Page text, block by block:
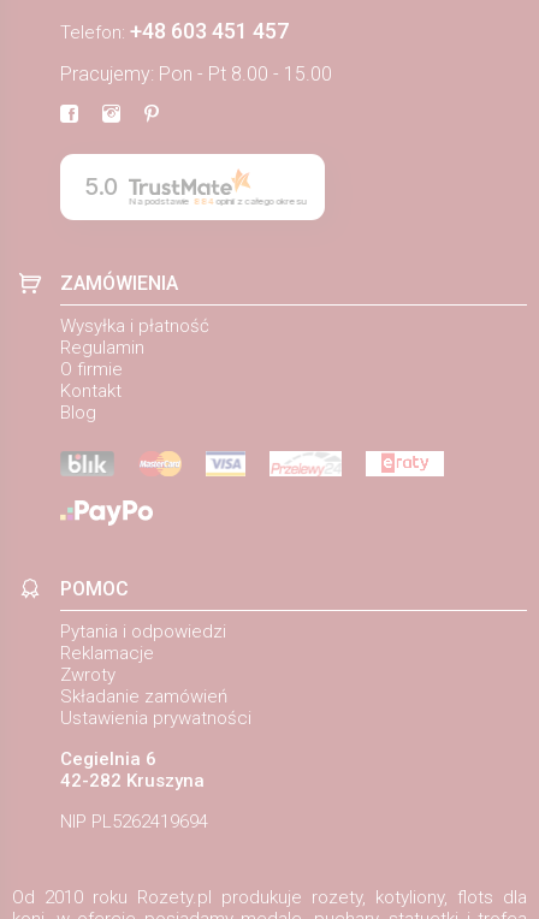
Telefon: +48 603 451 457
Pracujemy: Pon - Pt 8.00 - 15.00
5.0
Na podstawie 884opinii z całego okresu
ZAMÓWIENIA
Wysyłka i płatność
Regulamin
O firmie
Kontakt
Blog
POMOC
Pytania i odpowiedzi
Reklamacje
Zwroty
Składanie zamówień
Ustawienia prywatności
Cegielnia 6
42-282 Kruszyna
NIP PL5262419694
Od 2010 roku Rozety.pl produkuje rozety, kotyliony, flots dla